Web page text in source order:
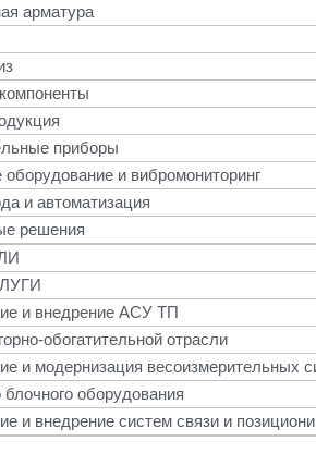
арматура
приборы
и вибромониторинг
и автоматизация
решения
и внедрение АСУ ТП
обогатительной отрасли
и модернизация весоизмерительных
оборудования
и внедрение систем связи и